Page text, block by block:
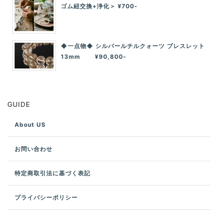
ゴム紐交換+浄化＞ ¥700-
◆一点物◆ シルバールチルクォーツ ブレスレット
13mm ¥90,800-
GUIDE
About US
お問い合わせ
特定商取引法に基づく表記
プライバシーポリシー